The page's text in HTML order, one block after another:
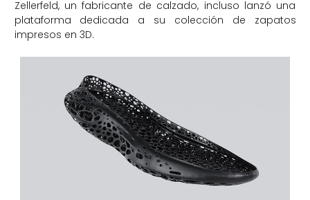
Zellerfeld, un fabricante de calzado, incluso lanzó una
plataforma dedicada a su colección de zapatos
impresos en 3D.